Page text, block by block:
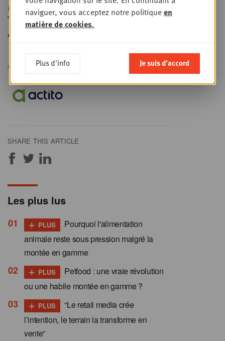
IN THIS ARTICLE
Technology
Advertorial
ACTITO
SHARE THIS ARTICLE
Les plus lus
+ PLUS
Pourquoi l'alimentation
animale reste sous pression malgré la
montée en gamme
+ PLUS
Petfood : une vraie révolution
ou une habile montée en gamme ?
+ PLUS
“Le retail media crée
l’intention, le terrain la transforme en
vente”
naviguer, vous acceptez notre politiqueen
matière de cookies.
Plus d'info Je suis d'accord